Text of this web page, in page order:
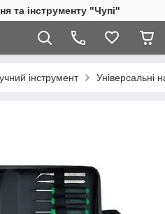
та інструменту "Чупі"
інструмент Універсальні